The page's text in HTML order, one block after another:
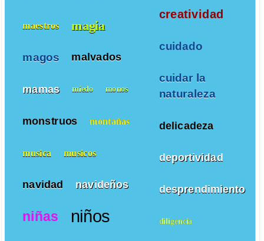
creatividad
cuidado
cuidar la
naturaleza
delicadeza
deportividad
desprendimiento
diligencia
maestros magia
magos malvados
mamas miedo monos
monstruos montañas
musica musicos
navidad navideños
niñas niños